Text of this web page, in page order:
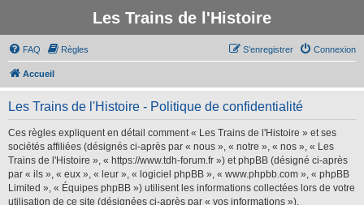
Les Trains de l'Histoire
FAQ Règles Connexion
S’enregistrer
Accueil
Les Trains de l'Histoire - Politique de confidentialité
Ces règles expliquent en détail comment « Les Trains de l'Histoire » et ses
sociétés affiliées (désignés ci-après par « nous », « notre », « nos », « Les
Trains de l'Histoire », « https://www.tdh-forum.fr ») et phpBB (désigné ci-après
par « ils », « eux », « leur », « logiciel phpBB », « www.phpbb.com », « phpBB
Limited », « Équipes phpBB ») utilisent les informations collectées lors de votre
utilisation de ce site (désignées ci-après par « vos informations »).